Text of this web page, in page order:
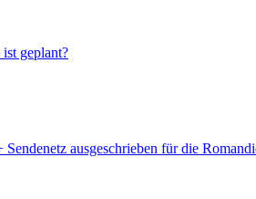
ist geplant?
Sendenetz ausgeschrieben für die